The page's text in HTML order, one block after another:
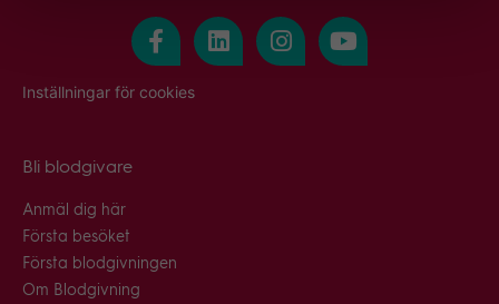
Inställningar för cookies
Bli blodgivare
Anmäl dig här
Första besöket
Första blodgivningen
Om Blodgivning